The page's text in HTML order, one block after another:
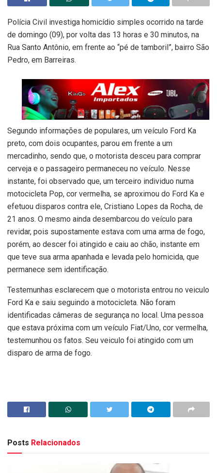
Polícia Civil investiga homicídio simples ocorrido na tarde
de domingo (09), por volta das 13 horas e 30 minutos, na
Rua Santo Antônio, em frente ao “pé de tamboril”, bairro São
Pedro, em Barreiras.
Segundo informações de populares, um veículo Ford Ka
preto, com dois ocupantes, parou em frente a um
mercadinho, sendo que, o motorista desceu para comprar
cerveja e o passageiro permaneceu no veículo. Nesse
instante, foi observado que, um terceiro individuo numa
motocicleta Pop, cor vermelha, se aproximou do Ford Ka e
efetuou disparos contra ele, Cristiano Lopes da Rocha, de
21 anos. O mesmo ainda desembarcou do veículo para
revidar, pois supostamente estava com uma arma de fogo,
porém, ao descer foi atingido e caiu ao chão, instante em
que teve sua arma apanhada e levada pelo homicida, que
permanece sem identificação.
Testemunhas esclarecem que o motorista entrou no veiculo
Ford Ka e saiu seguindo a motocicleta. Não foram
identificadas câmeras de segurança no local. Uma pessoa
que estava próxima com um veículo Fiat/Uno, cor vermelha,
testemunhou os fatos. Seu veiculo foi atingido com um
disparo de arma de fogo.
Posts Relacionados